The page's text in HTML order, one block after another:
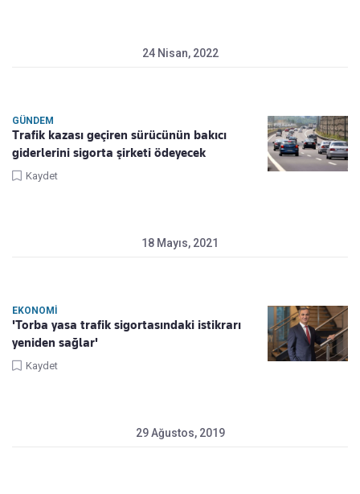
24 Nisan, 2022
GÜNDEM
Trafik kazası geçiren sürücünün bakıcı
giderlerini sigorta şirketi ödeyecek
Kaydet
18 Mayıs, 2021
EKONOMI
'Torba yasa trafik sigortasındaki istikrarı
yeniden sağlar'
Kaydet
29 Ağustos, 2019